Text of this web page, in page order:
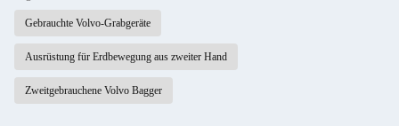
Gebrauchte Volvo-Grabgeräte
Ausrüstung für Erdbewegung aus zweiter Hand
Zweitgebrauchene Volvo Bagger